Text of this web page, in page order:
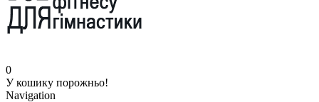
0
У кошику порожньо!
Navigation